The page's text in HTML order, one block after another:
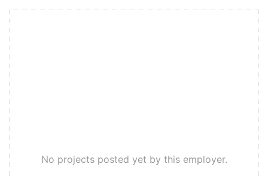
No projects posted yet by this employer.